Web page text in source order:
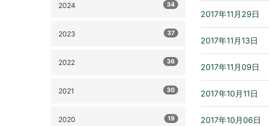
2017年11月29日
2017年11月13日
2017年11月09日
2017年10月11日
2017年10月06日
2024 34
2023 37
2022 36
2021 30
2020 19